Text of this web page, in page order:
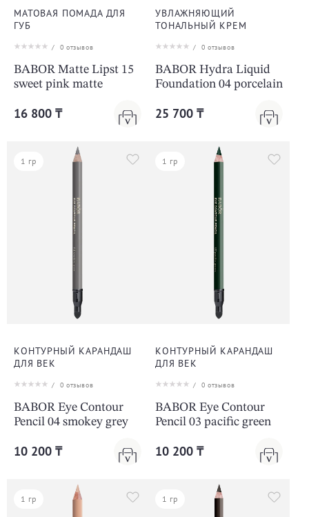
МАТОВАЯ ПОМАДА ДЛЯ
ГУБ
/ 0 отзывов
BABOR Matte Lipst 15
sweet pink matte
16 800 ₸
УВЛАЖНЯЮЩИЙ
ТОНАЛЬНЫЙ КРЕМ
/ 0 отзывов
BABOR Hydra Liquid
Foundation 04 porcelain
25 700 ₸
1 гр
КОНТУРНЫЙ КАРАНДАШ
ДЛЯ ВЕК
/ 0 отзывов
BABOR Eye Contour
Pencil 04 smokey grey
10 200 ₸
1 гр
КОНТУРНЫЙ КАРАНДАШ
ДЛЯ ВЕК
/ 0 отзывов
BABOR Eye Contour
Pencil 03 pacific green
10 200 ₸
1 гр 1 гр